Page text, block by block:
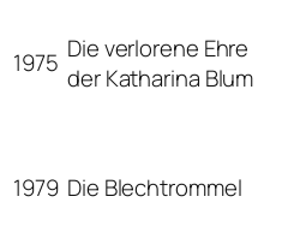
1975 Die verlorene Ehre
der Katharina Blum
1979 Die Blechtrommel